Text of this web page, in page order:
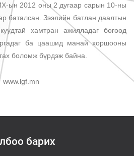
ын 2012 оны 2 дугаар сарын 10-ны
баталсан. Зээлийн батлан даалтын
хамтран ажилладаг бөгөөд
ба цаашид манай хоршооны
боломж бүрдэж байна.
www.lgf.mn
барих